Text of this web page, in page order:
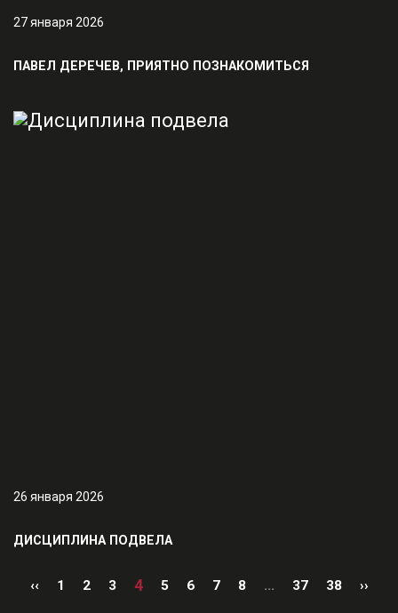
27 января 2026
ПАВЕЛ ДЕРЕЧЕВ, ПРИЯТНО ПОЗНАКОМИТЬСЯ
26 января 2026
ДИСЦИПЛИНА ПОДВЕЛА
‹‹ 1 2 3 4 5 6 7 8 ... 37 38 ››